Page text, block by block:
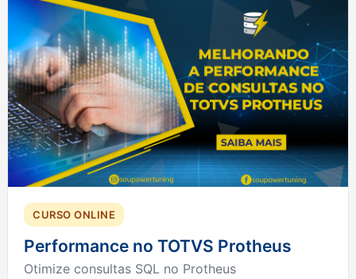
CURSO ONLINE
Performance no TOTVS Protheus
Otimize consultas SQL no Protheus